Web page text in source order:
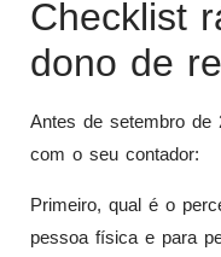
Checklist
dono de
Antes de setembro de
com o seu contador:
Primeiro, qual é o
pessoa física e para